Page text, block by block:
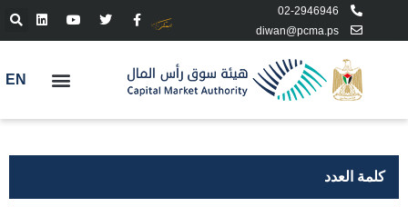
02-2946946
diwan@pcma.ps
EN
كلمة العدد